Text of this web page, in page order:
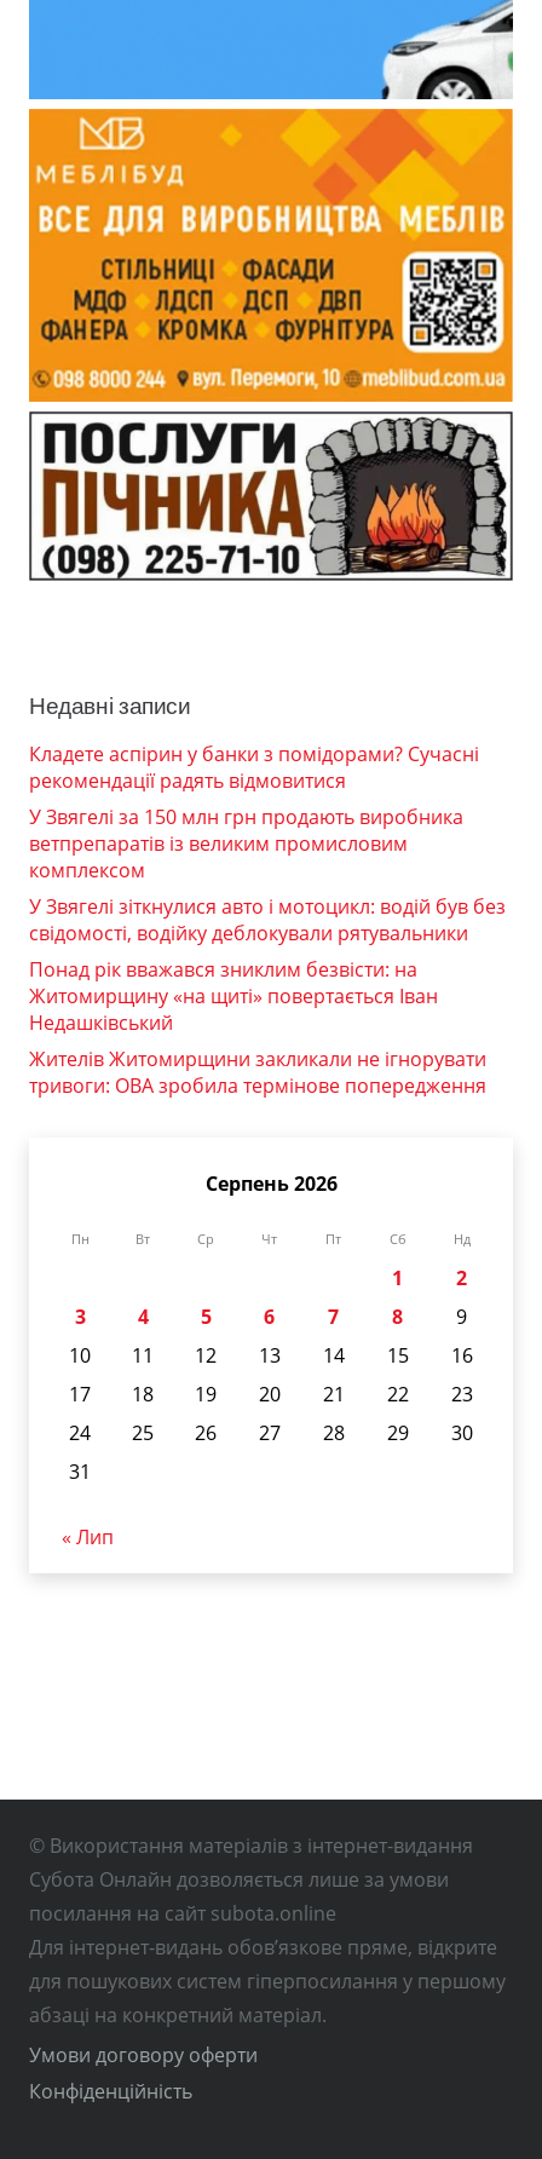
Недавні записи
Кладете аспірин у банки з помідорами? Сучасні
рекомендації радять відмовитися
У Звягелі за 150 млн грн продають виробника
ветпрепаратів із великим промисловим
комплексом
У Звягелі зіткнулися авто і мотоцикл: водій був без
свідомості, водійку деблокували рятувальники
Понад рік вважався зниклим безвісти: на
Житомирщину «на щиті» повертається Іван
Недашківський
Жителів Житомирщини закликали не ігнорувати
тривоги: ОВА зробила термінове попередження
Серпень 2026
Пн Вт Ср Чт Пт Сб Нд
1
2
3
4 5 6 7 8
9
10
11 12 13 14 15
16
17
18 19 20 21 22
23
24
25 26 27 28 29
30
31
« Лип
© Використання матеріалів з інтернет-видання
Субота Онлайн дозволяється лише за умови
посилання на сайт subota.online
Для інтернет-видань обов’язкове пряме, відкрите
для пошукових систем гіперпосилання у першому
абзаці на конкретний матеріал.
Умови договору оферти
Конфіденційність